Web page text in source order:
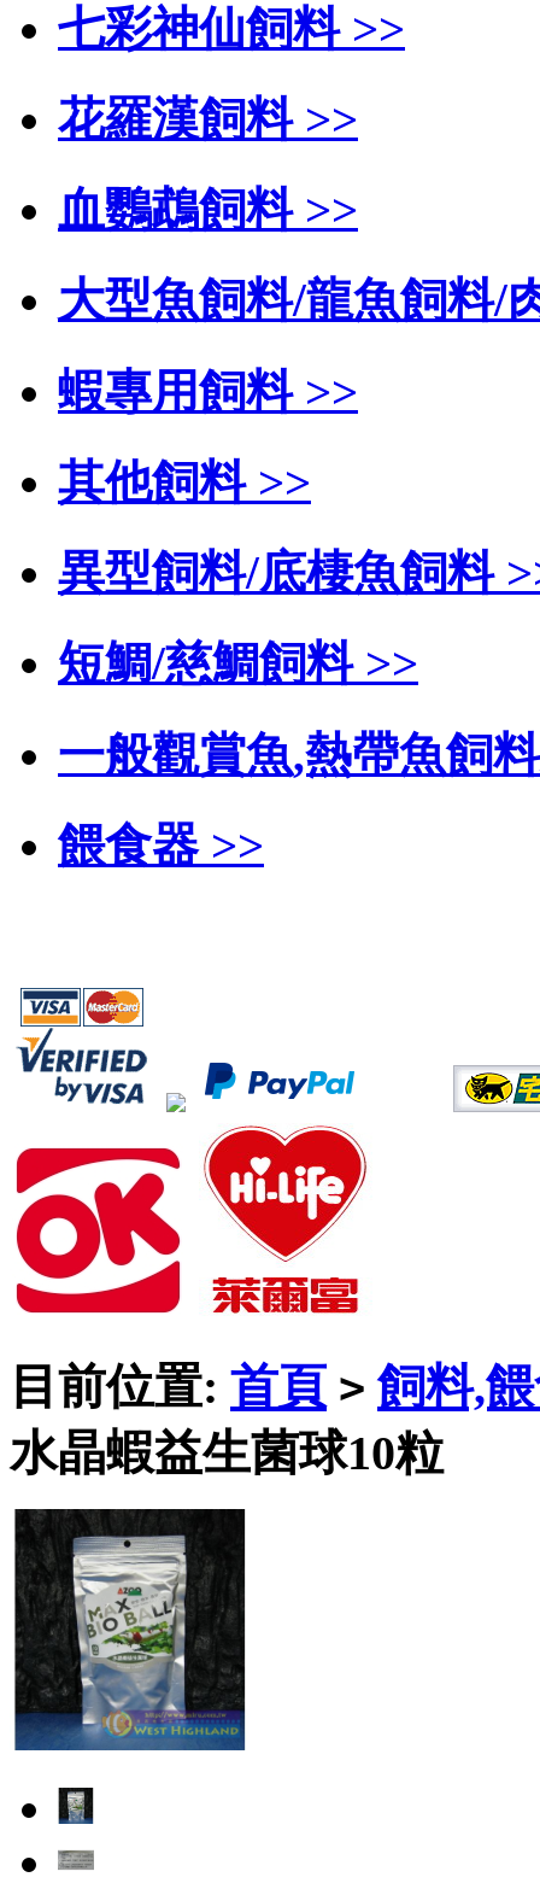
七彩神仙飼料 >>
花羅漢飼料 >>
血鸚鵡飼料 >>
大型魚飼料/龍魚飼料/
蝦專用飼料 >>
其他飼料 >>
異型飼料/底棲魚飼料
短鯛/慈鯛飼料 >>
一般觀賞魚,熱帶魚飼
餵食器 >>
目前位置: 首頁 > 飼料,
水晶蝦益生菌球10粒